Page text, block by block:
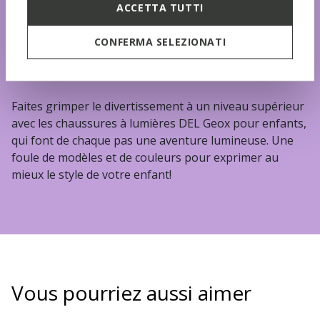
ACCETTA TUTTI
CONFERMA SELEZIONATI
Illuminez chaque aventure
Faites grimper le divertissement à un niveau supérieur
avec les chaussures à lumières DEL Geox pour enfants,
qui font de chaque pas une aventure lumineuse. Une
foule de modèles et de couleurs pour exprimer au
mieux le style de votre enfant!
Vous pourriez aussi aimer